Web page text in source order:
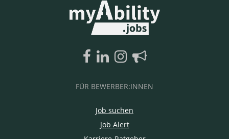
FÜR BEWERBER:INNEN
Job suchen
Job Alert